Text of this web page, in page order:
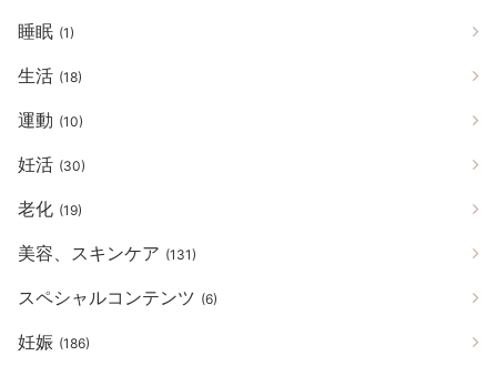
睡眠 (1)
生活 (18)
運動 (10)
妊活 (30)
老化 (19)
美容、スキンケア (131)
スペシャルコンテンツ (6)
妊娠 (186)